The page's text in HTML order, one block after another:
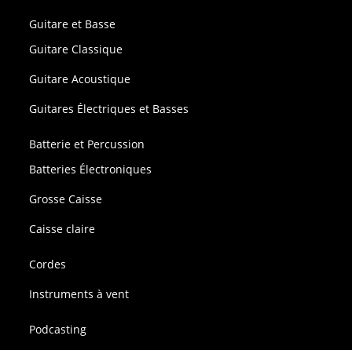
Guitare et Basse
Guitare Classique
Guitare Acoustique
Guitares Électriques et Basses
Batterie et Percussion
Batteries Électroniques
Grosse Caisse
Caisse claire
Cordes
Instruments à vent
Podcasting